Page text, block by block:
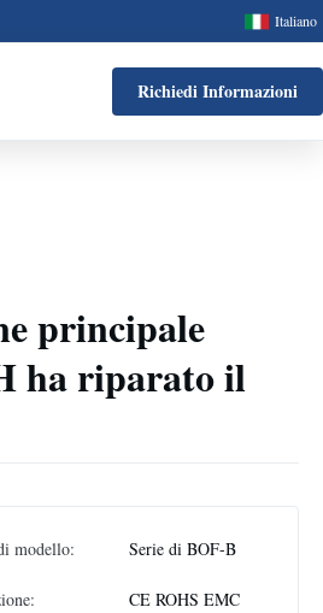
Italiano
Richiedi Informazioni
principale
ha riparato il
modello: Serie di BOF-B
CE ROHS EMC